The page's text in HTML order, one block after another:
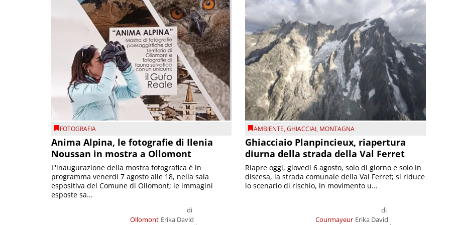
FOTOGRAFIA
Anima Alpina, le fotografie di Ilenia
Noussan in mostra a Ollomont
Ollomont
di
Erika David
L'inaugurazione della mostra fotografica è in
programma venerdì 7 agosto alle 18, nella sala
espositiva del Comune di Ollomont; le immagini
esposte sa...
AMBIENTE,GHIACCIAI, MONTAGNA
Ghiacciaio Planpincieux, riapertura
diurna della strada della Val Ferret
Courmayeur
di
Erika David
Riapre oggi, giovedì 6 agosto, solo di giorno e solo in
discesa, la strada comunale della Val Ferret; si riduce
lo scenario di rischio, in movimento u...